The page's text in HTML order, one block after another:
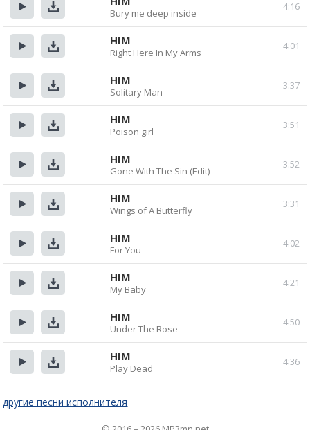
Прослушать
Скачать
4:16
Bury me deep inside
Прослушать
Скачать
4:01
HIM
Right Here In My Arms
Прослушать
Скачать
3:37
HIM
Solitary Man
Прослушать
Скачать
3:51
HIM
Poison girl
Прослушать
Скачать
3:52
HIM
Gone With The Sin (Edit)
Прослушать
Скачать
3:31
HIM
Wings of A Butterfly
Прослушать
Скачать
4:02
HIM
For You
Прослушать
Скачать
4:21
HIM
My Baby
Прослушать
Скачать
4:50
HIM
Under The Rose
Прослушать
Скачать
4:36
HIM
Play Dead
другие песни исполнителя